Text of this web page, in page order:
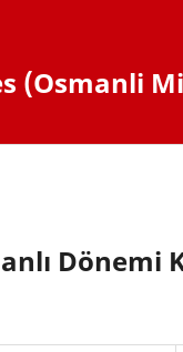
(Osmanli
Dönemi